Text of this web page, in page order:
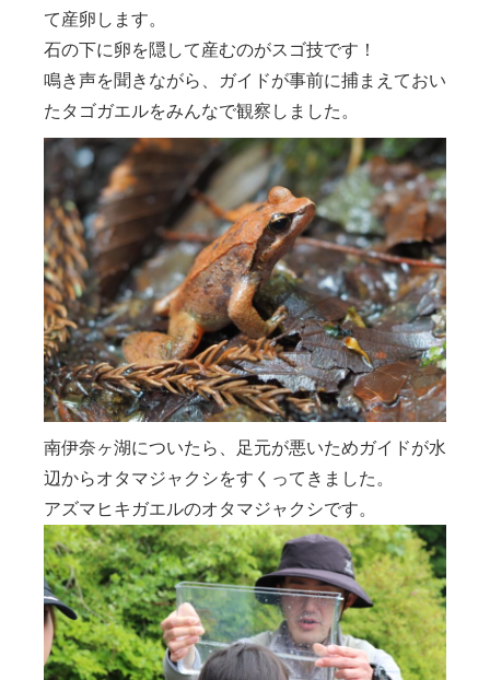
て産卵します。
石の下に卵を隠して産むのがスゴ技です！
鳴き声を聞きながら、ガイドが事前に捕まえておい
たタゴガエルをみんなで観察しました。
南伊奈ヶ湖についたら、足元が悪いためガイドが水
辺からオタマジャクシをすくってきました。
アズマヒキガエルのオタマジャクシです。